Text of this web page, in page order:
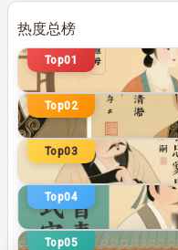
热度总榜
Top01
Top02
Top03
Top04
Top05